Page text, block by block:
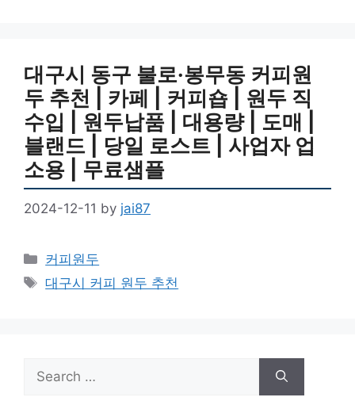
대구시 동구 불로·봉무동 커피원
두 추천 | 카페 | 커피숍 | 원두 직
수입 | 원두납품 | 대용량 | 도매 |
블랜드 | 당일 로스트 | 사업자 업
소용 | 무료샘플
2024-12-11 by jai87
Categories
커피원두
Tags
대구시 커피 원두 추천
for: